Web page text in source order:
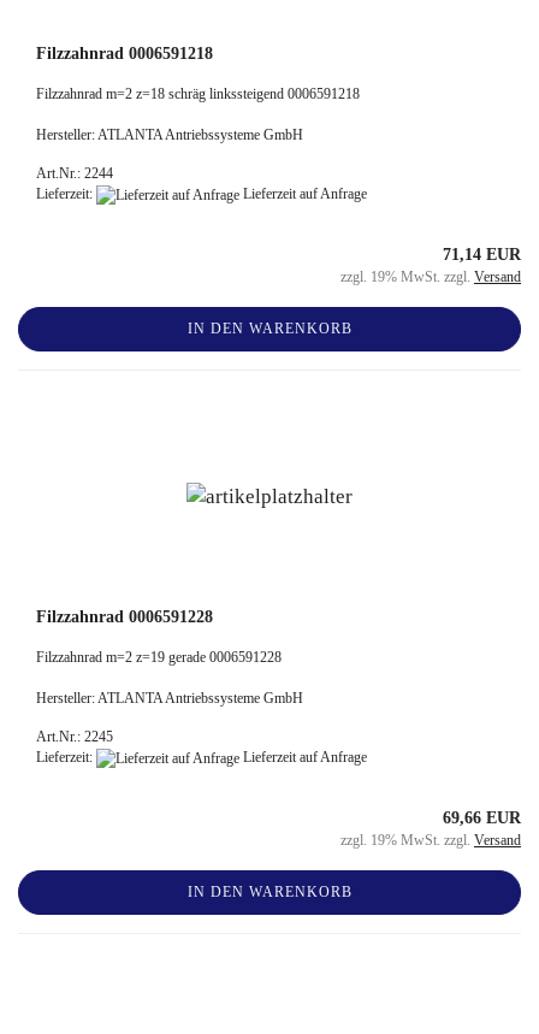
Filzzahnrad 0006591218
Filzzahnrad m=2 z=18 schräg linkssteigend 0006591218
Hersteller: ATLANTA Antriebssysteme GmbH
Art.Nr.: 2244
Lieferzeit:
Lieferzeit auf Anfrage
71,14 EUR
zzgl. 19% MwSt. zzgl. Versand
IN DEN WARENKORB
Filzzahnrad 0006591228
Filzzahnrad m=2 z=19 gerade 0006591228
Hersteller: ATLANTA Antriebssysteme GmbH
Art.Nr.: 2245
Lieferzeit:
Lieferzeit auf Anfrage
69,66 EUR
zzgl. 19% MwSt. zzgl. Versand
IN DEN WARENKORB